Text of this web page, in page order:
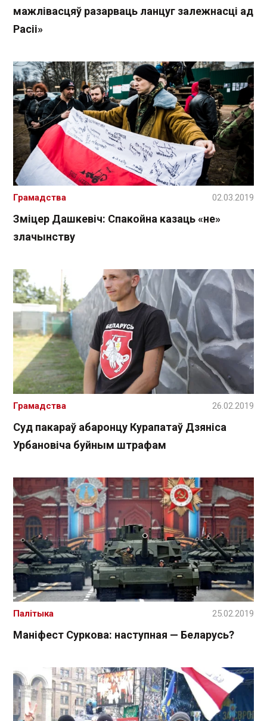
мажлівасцяў разарваць ланцуг залежнасці ад
Расіі»
Зміцер Дашкевіч: Спакойна казаць «не»
злачынству
Грамадства 02.03.2019
Суд пакараў абаронцу Курапатаў Дзяніса
Урбановіча буйным штрафам
Грамадства 26.02.2019
Маніфест Суркова: наступная — Беларусь?
Палітыка 25.02.2019